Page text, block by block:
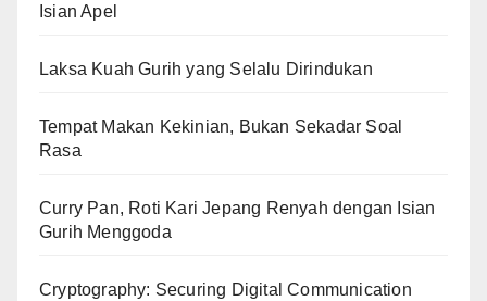
Isian Apel
Laksa Kuah Gurih yang Selalu Dirindukan
Tempat Makan Kekinian, Bukan Sekadar Soal
Rasa
Curry Pan, Roti Kari Jepang Renyah dengan Isian
Gurih Menggoda
Cryptography: Securing Digital Communication